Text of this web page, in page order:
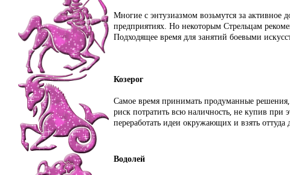
Многие с энтузиазмом возьмутся за
предприятиях. Но некоторым Стрельцам
Подходящее время для занятий боевыми
Козерог
Самое время принимать продуманные
риск потратить всю наличность, не купив
переработать идеи окружающих и взять
Водолей